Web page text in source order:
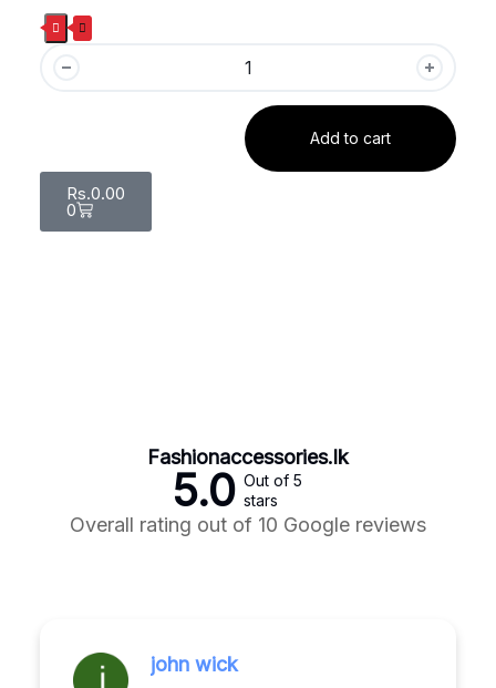
Add to cart
Rs.0.00
0
Fashionaccessories.lk
5.0 Out of 5
stars
Overall rating out of 10 Google reviews
john wick